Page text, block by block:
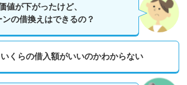
値が下がったけど、
の借換えはできるの？
いくらの借入額がいいのかわからない